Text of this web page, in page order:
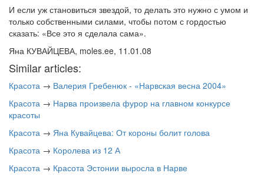
И если уж становиться звездой, то делать это нужно с умом и
только собственными силами, чтобы потом с гордостью
сказать: «Все это я сделала сама».
Яна КУВАЙЦЕВА, moles.ee, 11.01.08
Similar articles:
Красота → Валерия Гребенюк - «Нарвская весна 2004»
Красота → Нарва произвела фурор на главном конкурсе
красоты
Красота → Яна Кувайцева: От короны болит голова
Красота → Королева из 12 А
Красота → Красота Эстонии выросла в Нарве